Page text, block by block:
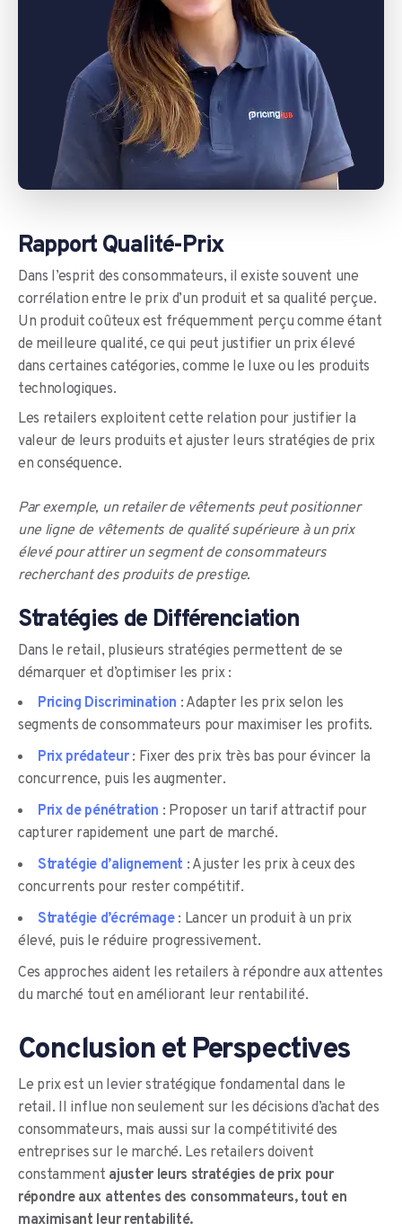
Rapport Qualité-Prix
Dans l’esprit des consommateurs, il existe souvent une
corrélation entre le prix d’un produit et sa qualité perçue.
Un produit coûteux est fréquemment perçu comme étant
de meilleure qualité, ce qui peut justifier un prix élevé
dans certaines catégories, comme le luxe ou les produits
technologiques.
Les retailers exploitent cette relation pour justifier la
valeur de leurs produits et ajuster leurs stratégies de prix
en conséquence.
Par exemple, un retailer de vêtements peut positionner
une ligne de vêtements de qualité supérieure à un prix
élevé pour attirer un segment de consommateurs
recherchant des produits de prestige.
Stratégies de Différenciation
Dans le retail, plusieurs stratégies permettent de se
démarquer et d’optimiser les prix :
Pricing Discrimination : Adapter les prix selon les
segments de consommateurs pour maximiser les profits.
Prix prédateur: Fixer des prix très bas pour évincer la
concurrence, puis les augmenter.
Prix de pénétration : Proposer un tarif attractif pour
capturer rapidement une part de marché.
Stratégie d’alignement : Ajuster les prix à ceux des
concurrents pour rester compétitif.
Stratégie d’écrémage: Lancer un produit à un prix
élevé, puis le réduire progressivement.
Ces approches aident les retailers à répondre aux attentes
du marché tout en améliorant leur rentabilité.
Conclusion et Perspectives
Le prix est un levier stratégique fondamental dans le
retail. Il influe non seulement sur les décisions d’achat des
consommateurs, mais aussi sur la compétitivité des
entreprises sur le marché. Les retailers doivent
constamment ajuster leurs stratégies de prix pour
répondre aux attentes des consommateurs, tout en
maximisant leur rentabilité.